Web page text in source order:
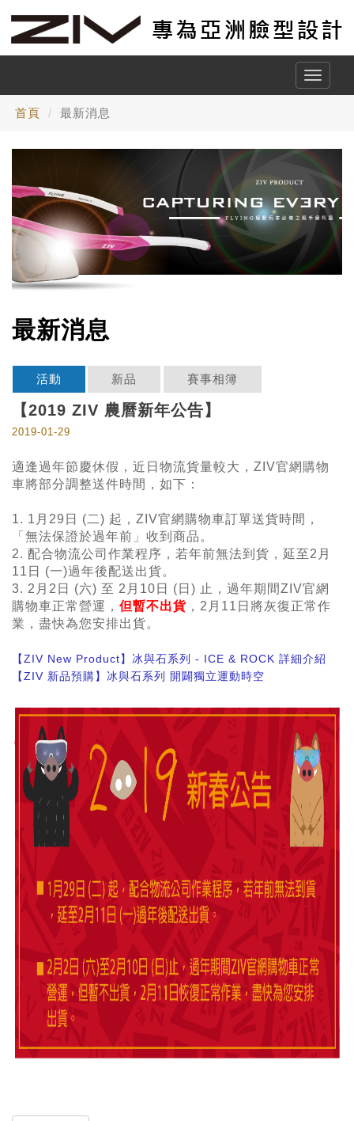
Toggle
首頁 最新消息
最新消息
活動 新品 賽事相簿
【2019 ZIV 農曆新年公告】
2019-01-29
適逢過年節慶休假，近日物流貨量較大，ZIV官網購物
車將部分調整送件時間，如下：
1. 1月29日 (二) 起，ZIV官網購物車訂單送貨時間，
「無法保證於過年前」收到商品。
2. 配合物流公司作業程序，若年前無法到貨，延至2月
11日 (一)過年後配送出貨。
3. 2月2日 (六) 至 2月10日 (日) 止，過年期間ZIV官網
購物車正常營運， 但暫不出貨 ，2月11日將灰復正常作
業，盡快為您安排出貨。
【ZIV New Product】冰與石系列 - ICE & ROCK 詳細介紹
【ZIV 新品預購】冰與石系列 開闢獨立運動時空